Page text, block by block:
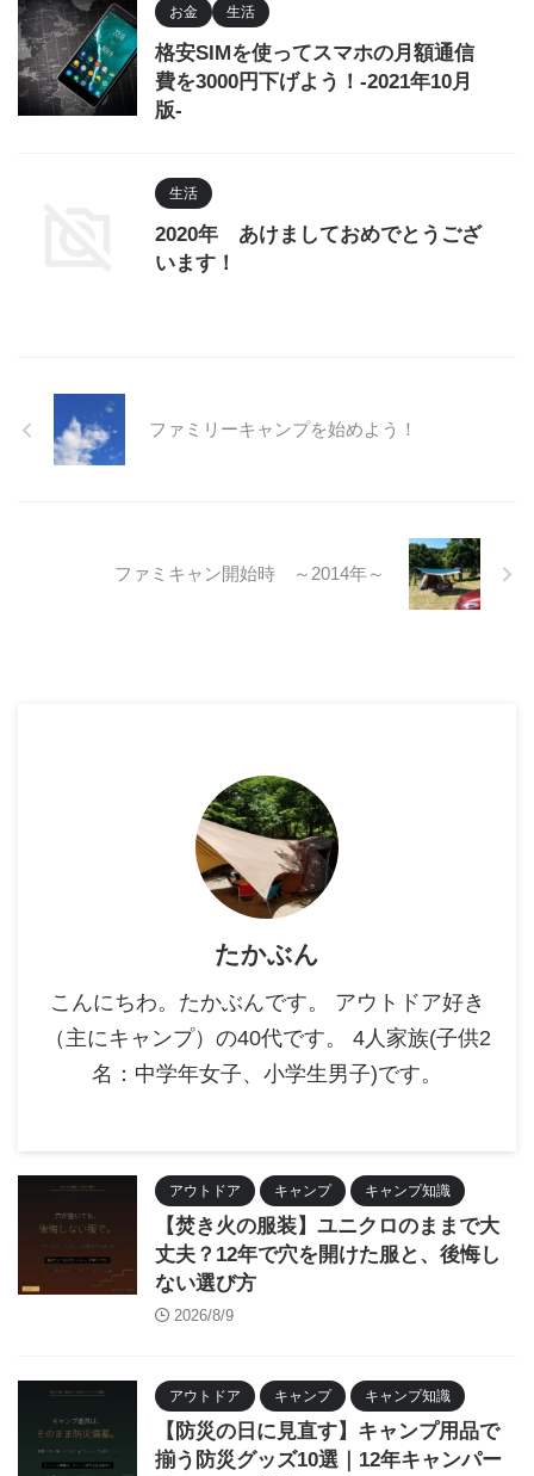
お金 生活
格安SIMを使ってスマホの月額通信
費を3000円下げよう！-2021年10月
版-
生活
2020年 あけましておめでとうござ
います！
ファミリーキャンプを始めよう！
ファミキャン開始時 ～2014年～
たかぶん
こんにちわ。たかぶんです。 アウトドア好き
（主にキャンプ）の40代です。 4人家族(子供2
名：中学年女子、小学生男子)です。
アウトドア キャンプ キャンプ知識
【焚き火の服装】ユニクロのままで大
丈夫？12年で穴を開けた服と、後悔し
ない選び方
2026/8/9
アウトドア キャンプ キャンプ知識
【防災の日に見直す】キャンプ用品で
揃う防災グッズ10選｜12年キャンパー